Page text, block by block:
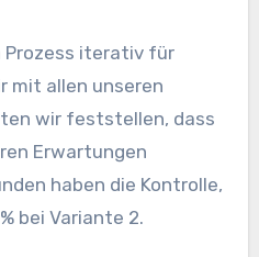
Prozess iterativ für
mit allen unseren
wir feststellen, dass
Erwartungen
haben die Kontrolle,
bei Variante 2.